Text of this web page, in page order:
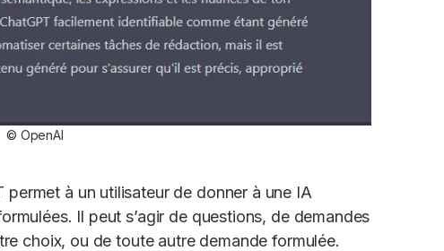
© OpenAI
à un utilisateur de donner à une IA
Il peut s’agir de questions, de demandes
choix, ou de toute autre demande formulée.